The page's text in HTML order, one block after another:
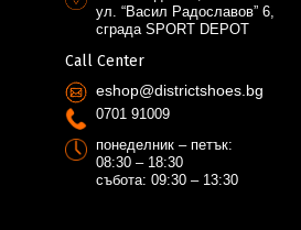
ул. “Васил Радославов” 6,
сграда SPORT DEPOT
Call Center
eshop@districtshoes.bg
0701 91009
понеделник – петък:
08:30 – 18:30
събота: 09:30 – 13:30